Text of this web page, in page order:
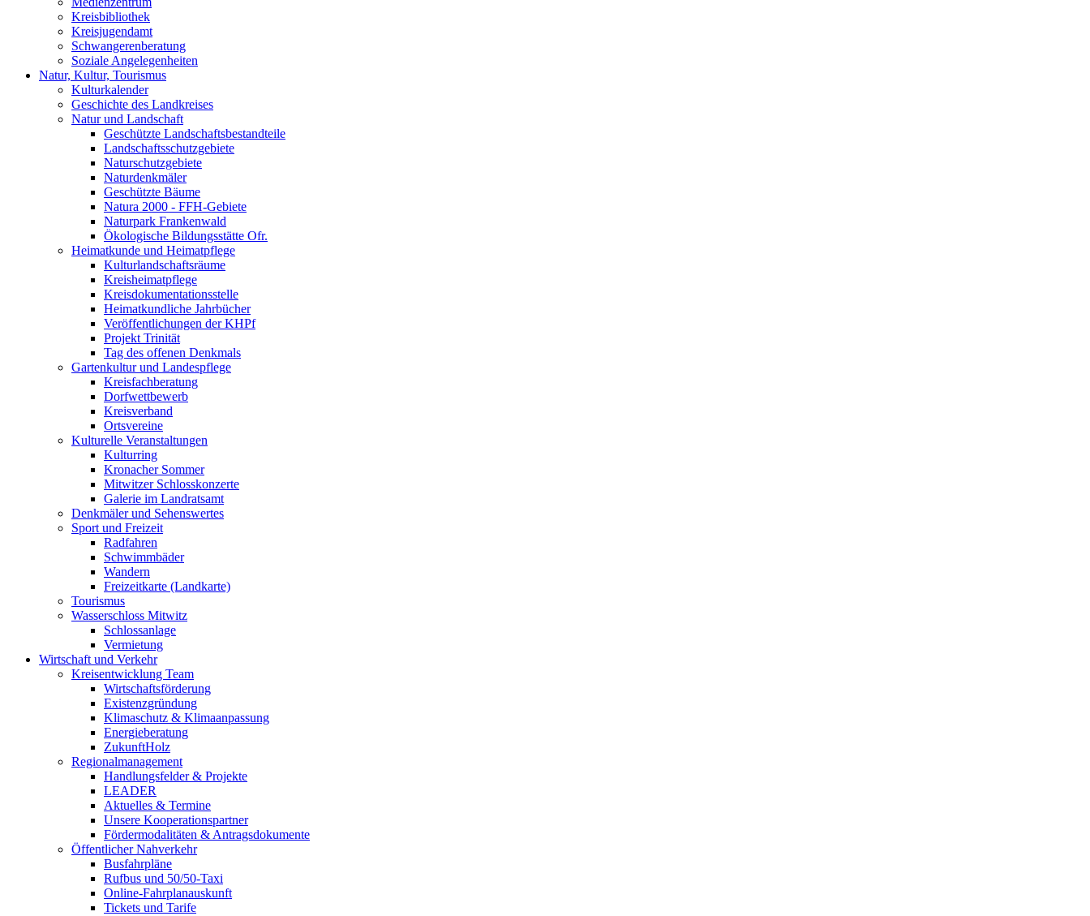
Kreisbibliothek
Kreisjugendamt
Schwangerenberatung
Soziale Angelegenheiten
Natur, Kultur, Tourismus
Kulturkalender
Geschichte des Landkreises
Natur und Landschaft
Geschützte Landschaftsbestandteile
Landschaftsschutzgebiete
Naturschutzgebiete
Naturdenkmäler
Geschützte Bäume
Natura 2000 - FFH-Gebiete
Naturpark Frankenwald
Ökologische Bildungsstätte Ofr.
Heimatkunde und Heimatpflege
Kulturlandschaftsräume
Kreisheimatpflege
Kreisdokumentationsstelle
Heimatkundliche Jahrbücher
Veröffentlichungen der KHPf
Projekt Trinität
Tag des offenen Denkmals
Gartenkultur und Landespflege
Kreisfachberatung
Dorfwettbewerb
Kreisverband
Ortsvereine
Kulturelle Veranstaltungen
Kulturring
Kronacher Sommer
Mitwitzer Schlosskonzerte
Galerie im Landratsamt
Denkmäler und Sehenswertes
Sport und Freizeit
Radfahren
Schwimmbäder
Wandern
Freizeitkarte (Landkarte)
Tourismus
Wasserschloss Mitwitz
Schlossanlage
Vermietung
Wirtschaft und Verkehr
Kreisentwicklung Team
Wirtschaftsförderung
Existenzgründung
Klimaschutz & Klimaanpassung
Energieberatung
ZukunftHolz
Regionalmanagement
Handlungsfelder & Projekte
LEADER
Aktuelles & Termine
Unsere Kooperationspartner
Fördermodalitäten & Antragsdokumente
Öffentlicher Nahverkehr
Busfahrpläne
Rufbus und 50/50-Taxi
Online-Fahrplanauskunft
Tickets und Tarife